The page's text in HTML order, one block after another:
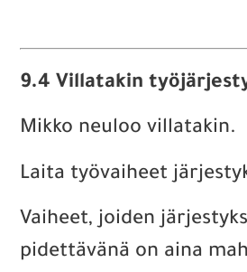
9.4 Villatakin
Mikko neuloo villatakin.
Laita työvaiheet
Vaiheet, joiden
pidettävänä on aina